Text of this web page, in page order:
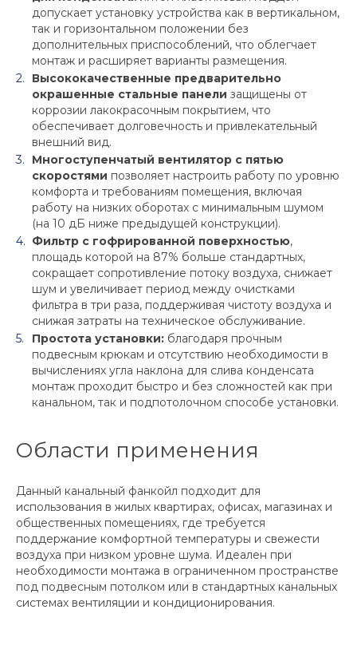
допускает установку устройства как в вертикальном,
так и горизонтальном положении без
дополнительных приспособлений, что облегчает
монтаж и расширяет варианты размещения.
Высококачественные предварительно
окрашенные стальные панели защищены от
коррозии лакокрасочным покрытием, что
обеспечивает долговечность и привлекательный
внешний вид.
Многоступенчатый вентилятор с пятью
скоростями позволяет настроить работу по уровню
комфорта и требованиям помещения, включая
работу на низких оборотах с минимальным шумом
(на 10 дБ ниже предыдущей конструкции).
Фильтр с гофрированной поверхностью,
площадь которой на 87% больше стандартных,
сокращает сопротивление потоку воздуха, снижает
шум и увеличивает период между очистками
фильтра в три раза, поддерживая чистоту воздуха и
снижая затраты на техническое обслуживание.
Простота установки: благодаря прочным
подвесным крюкам и отсутствию необходимости в
вычислениях угла наклона для слива конденсата
монтаж проходит быстро и без сложностей как при
канальном, так и подпотолочном способе установки.
Области применения
Данный канальный фанкойл подходит для
использования в жилых квартирах, офисах, магазинах и
общественных помещениях, где требуется
поддержание комфортной температуры и свежести
воздуха при низком уровне шума. Идеален при
необходимости монтажа в ограниченном пространстве
под подвесным потолком или в стандартных канальных
системах вентиляции и кондиционирования.